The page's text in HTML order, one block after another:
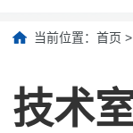
当前位置： 首页 >
技术